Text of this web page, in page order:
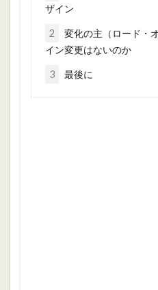
ザイン
2
変化の主（ロード・
イン変更はないのか
3 最後に